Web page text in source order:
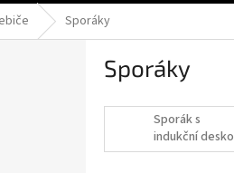
Sporáky
Sporáky
Sporák s
indukční